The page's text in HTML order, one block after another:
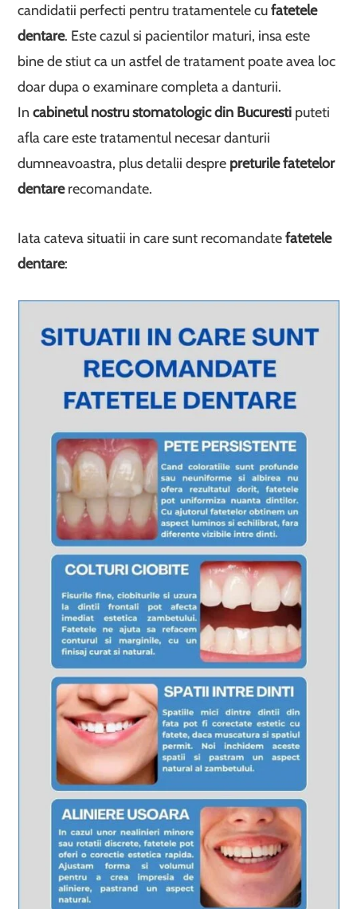
candidatii perfecti pentru tratamentele cufatetele
dentare. Este cazul si pacientilor maturi, insa este
bine de stiut ca un astfel de tratament poate avea loc
doar dupa o examinare completa a danturii.
Incabinetul nostru stomatologic din Bucuresti puteti
afla care este tratamentul necesar danturii
dumneavoastra, plus detalii despre preturile fatetelor
dentarerecomandate.
Iata cateva situatii in care sunt recomandatefatetele
dentare: